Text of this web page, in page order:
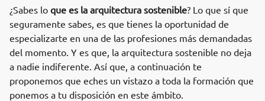
¿Sabes lo que es la arquitectura sostenible? Lo que sí que
seguramente sabes, es que tienes la oportunidad de
especializarte en una de las profesiones más demandadas
del momento. Y es que, la arquitectura sostenible no deja
a nadie indiferente. Así que, a continuación te
proponemos que eches un vistazo a toda la formación que
ponemos a tu disposición en este ámbito.